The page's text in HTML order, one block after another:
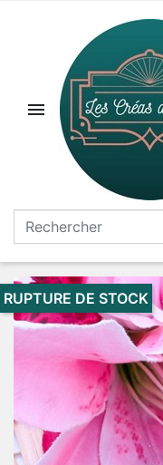

RUPTURE DE STOCK